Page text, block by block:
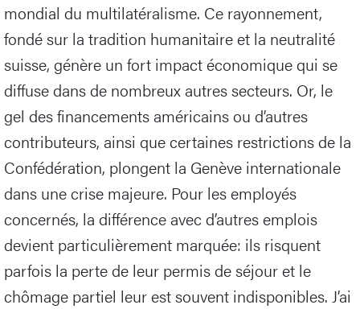
mondial du multilatéralisme. Ce rayonnement,
fondé sur la tradition humanitaire et la neutralité
suisse, génère un fort impact économique qui se
diffuse dans de nombreux autres secteurs. Or, le
gel des financements américains ou d’autres
contributeurs, ainsi que certaines restrictions de la
Confédération, plongent la Genève internationale
dans une crise majeure. Pour les employés
concernés, la différence avec d’autres emplois
devient particulièrement marquée: ils risquent
parfois la perte de leur permis de séjour et le
chômage partiel leur est souvent indisponibles. J’ai